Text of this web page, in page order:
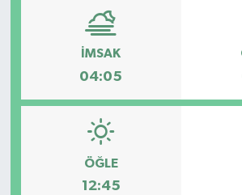
İMSAK
04:05
ÖĞLE
12:45